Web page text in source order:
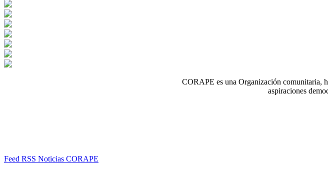
CORAPE es una Organización comunitaria,
aspiraciones
Feed RSS Noticias CORAPE